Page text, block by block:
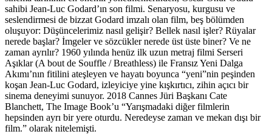
sahibi Jean-Luc Godard’ın son filmi. Senaryosu, kurgusu ve
seslendirmesi de bizzat Godard imzalı olan film, beş bölümden
oluşuyor: Düşüncelerimiz nasıl gelişir? Bellek nasıl işler? Rüyalar
nerede başlar? İmgeler ve sözcükler nerede üst üste biner? Ve ne
zaman ayrılır? 1960 yılında henüz ilk uzun metraj filmi Serseri
Aşıklar (A bout de Souffle / Breathless) ile Fransız Yeni Dalga
Akımı’nın fitilini ateşleyen ve hayatı boyunca “yeni”nin peşinden
koşan Jean-Luc Godard, izleyiciye yine kışkırtıcı, zihin açıcı bir
sinema deneyimi sunuyor. 2018 Cannes Jüri Başkanı Cate
Blanchett, The Image Book’u “Yarışmadaki diğer filmlerin
hepsinden ayrı bir yere oturdu. Neredeyse zaman ve mekan dışı bir
film.” olarak nitelemişti.